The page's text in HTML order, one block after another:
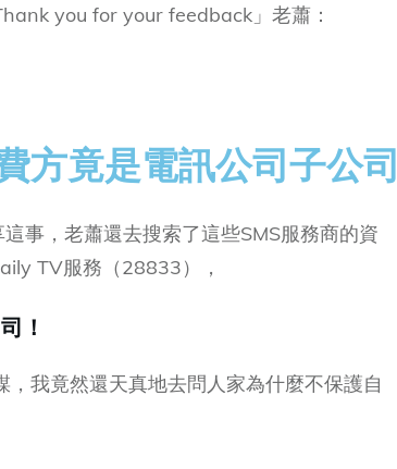
you for your feedback」老蕭：
方竟是電訊公司子公司
事，老蕭還去搜索了這些SMS服務商的資
TV服務（28833），
！
我竟然還天真地去問人家為什麼不保護自